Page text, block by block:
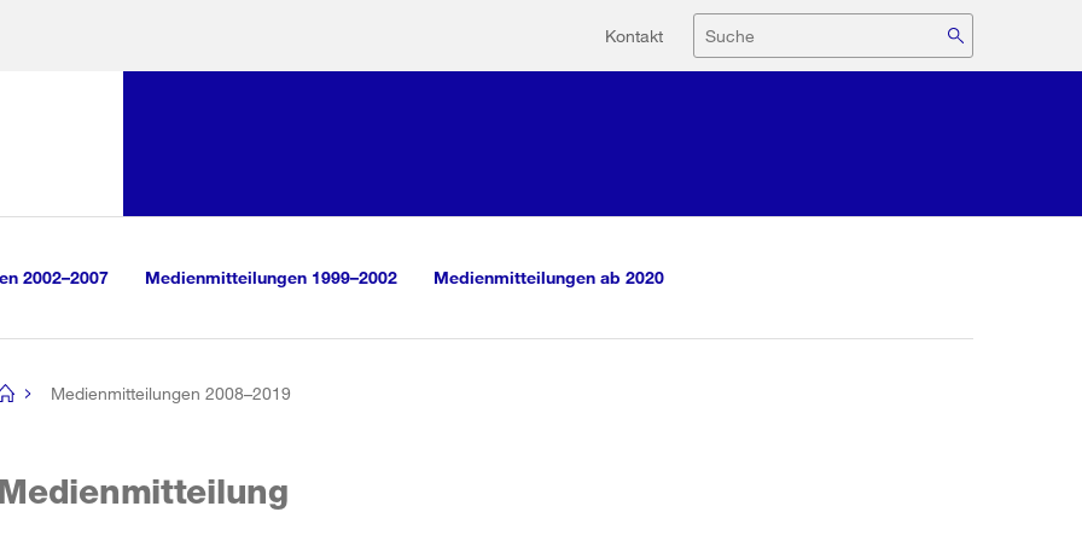
Hilfsnavigation
Kontakt Suche
2002–2007 Medienmitteilungen 1999–2002 Medienmitteilungen ab 2020
Medienmitteilungen 2008–2019